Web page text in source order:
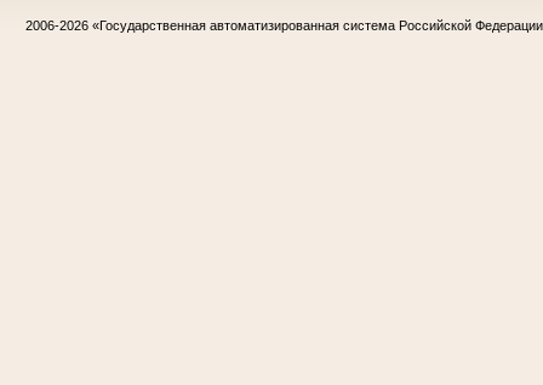
2006-2026 «Государственная автоматизированная система Российской